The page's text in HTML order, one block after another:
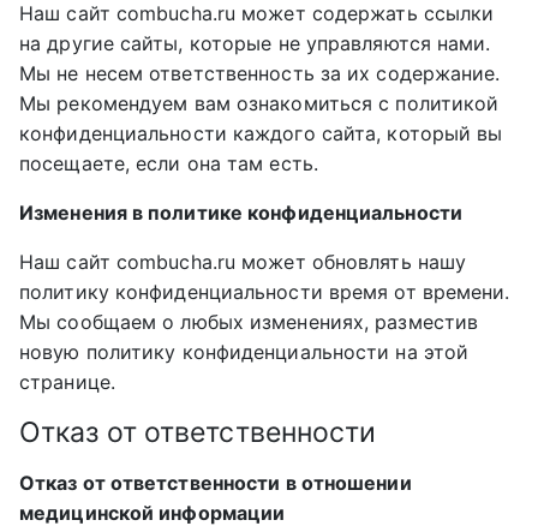
Наш сайт combucha.ru может содержать ссылки
на другие сайты, которые не управляются нами.
Мы не несем ответственность за их содержание.
Мы рекомендуем вам ознакомиться с политикой
конфиденциальности каждого сайта, который вы
посещаете, если она там есть.
Изменения в политике конфиденциальности
Наш сайт combucha.ru может обновлять нашу
политику конфиденциальности время от времени.
Мы сообщаем о любых изменениях, разместив
новую политику конфиденциальности на этой
странице.
Отказ от ответственности
Отказ от ответственности в отношении
медицинской информации